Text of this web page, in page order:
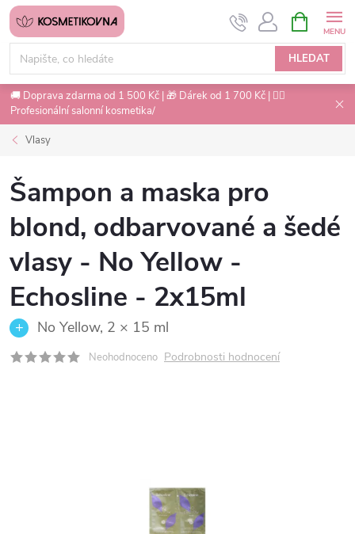
Přejít
obsah
HLEDAT
NÁKUPNÍ
KOŠÍK
🚚 Doprava zdarma od 1 500 Kč | 🎁 Dárek od 1 700 Kč | 💇‍♀️
Profesionální salonní kosmetika/
Vlasy
Šampon a maska pro
blond, odbarvované a šedé
vlasy - No Yellow -
Echosline - 2x15ml
No Yellow, 2 × 15 ml
Neohodnoceno Podrobnosti hodnocení